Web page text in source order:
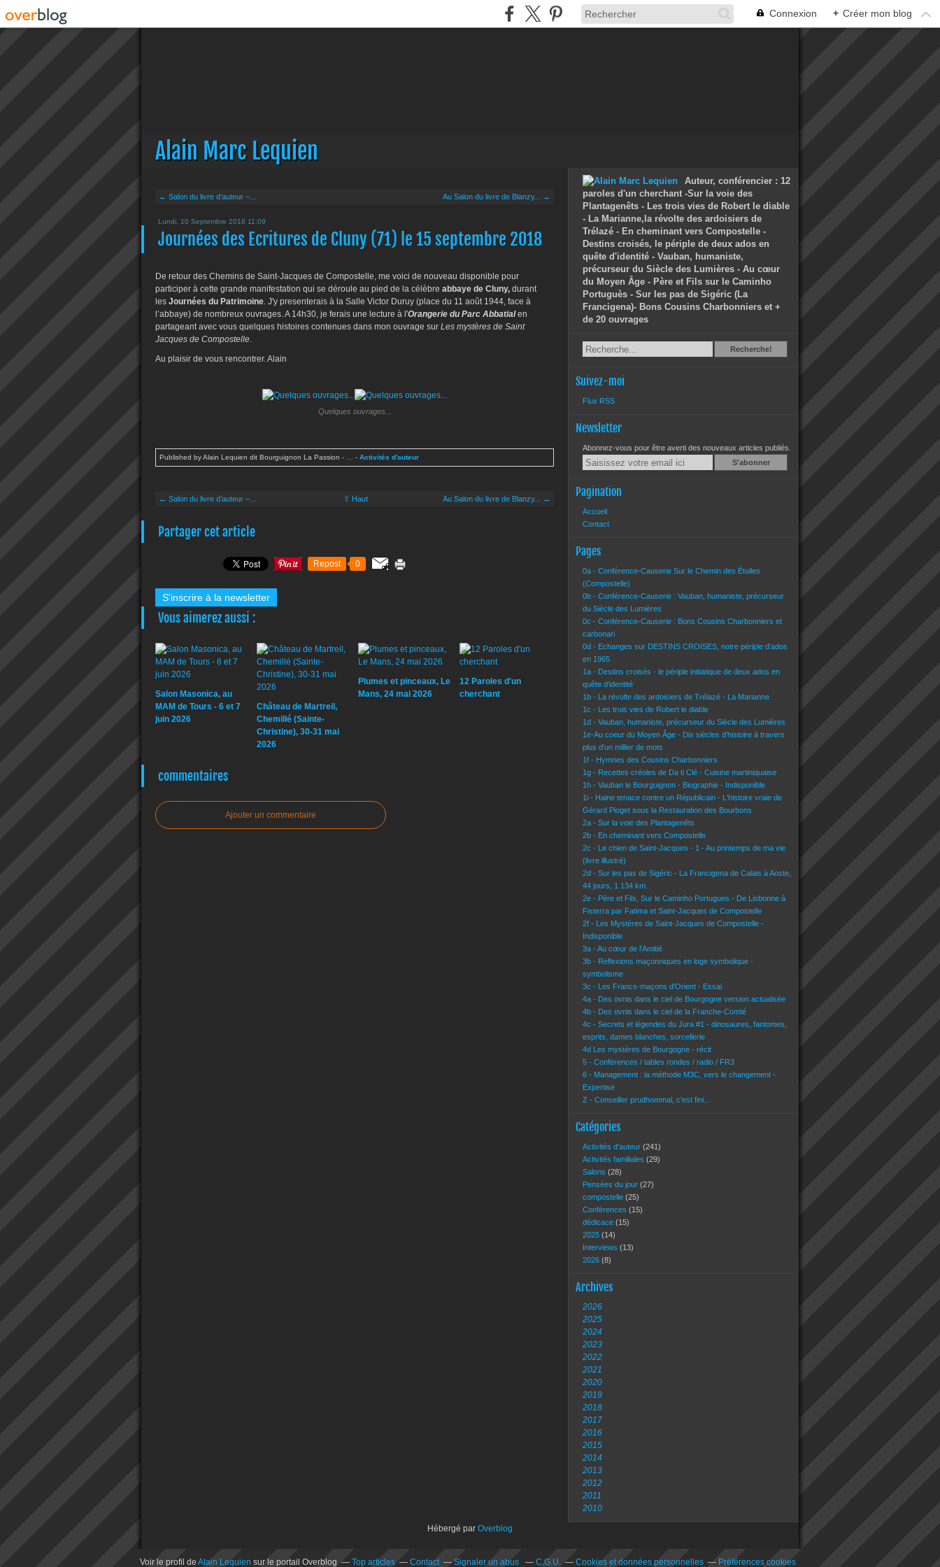
Connexion + Créer mon blog
Alain Marc Lequien
← Salon du livre d’auteur –... Au Salon du livre de Blanzy... →
Lundi, 10 Septembre 2018 11:09
Journées des Ecritures de Cluny (71) le 15 septembre 2018
De retour des Chemins de Saint-Jacques de Compostelle, me voici de nouveau disponible pour
participer à cette grande manifestation qui se déroule au pied de la célèbre abbaye de Cluny, durant
les Journées du Patrimoine. J'y presenterais à la Salle Victor Duruy (place du 11 août 1944, face à
l’abbaye) de nombreux ouvrages. A 14h30, je ferais une lecture à l'Orangerie du Parc Abbatialen
partageant avec vous quelques histoires contenues dans mon ouvrage sur Les mystères de Saint
Jacques de Compostelle.
Au plaisir de vous rencontrer. Alain
Quelques ouvrages...
Published by Alain Lequien dit Bourguignon La Passion - - Activités d'auteur
← Salon du livre d’auteur –... ⇧ Haut Au Salon du livre de Blanzy... →
Partager cet article
Repost 0
S'inscrire à la newsletter
Vous aimerez aussi :
Salon Masonica, au
MAM de Tours - 6 et 7
juin 2026
Château de Martreil,
Chemillé (Sainte-
Christine), 30-31 mai
2026
Plumes et pinceaux, Le
Mans, 24 mai 2026
12 Paroles d'un
cherchant
commentaires
Ajouter un commentaire
Auteur, conférencier : 12
paroles d'un cherchant -Sur la voie des
Plantagenêts - Les trois vies de Robert le diable
- La Marianne,la révolte des ardoisiers de
Trélazé - En cheminant vers Compostelle -
Destins croisés, le périple de deux ados en
quête d'identité - Vauban, humaniste,
précurseur du Siècle des Lumières - Au cœur
du Moyen Âge - Père et Fils sur le Caminho
Portuguès - Sur les pas de Sigéric (La
Francigena)- Bons Cousins Charbonniers et +
de 20 ouvrages
RechercheRecherche!
Suivez-moi
Flux RSS
Newsletter
Abonnez-vous pour être averti des nouveaux articles publiés.
Email
Pagination
Accueil
Contact
Pages
0a - Conférence-Causerie Sur le Chemin des Étoiles
(Compostelle)
0b - Conférence-Causerie : Vauban, humaniste, précurseur
du Siècle des Lumières
0c - Conférence-Causerie : Bons Cousins Charbonniers et
carbonari
0d - Echanges sur DESTINS CROISES, notre périple d'ados
en 1965
1a - Destins croisés - le périple initiatique de deux ados en
quête d'identité
1b - La révolte des ardoisiers de Trélazé - La Marianne
1c - Les trois vies de Robert le diable
1d - Vauban, humaniste, précurseur du Siècle des Lumières
1e-Au coeur du Moyen Âge - Dix siècles d’histoire à travers
plus d’un millier de mots
1f - Hymnes des Cousins Charbonniers
1g - Recettes créoles de Da ti Clé - Cuisine martiniquaise
1h - Vauban le Bourguignon - Biographie - Indisponible
1i - Haine tenace contre un Républicain - L'histoire vraie de
Gérard Pioget sous la Restauration des Bourbons
2a - Sur la voie des Plantagenêts
2b - En cheminant vers Compostelle
2c - Le chien de Saint-Jacques - 1 - Au printemps de ma vie
(livre illustré)
2d - Sur les pas de Sigéric - La Francigena de Calais à Aoste,
44 jours, 1 134 km.
2e - Père et Fils, Sur le Caminho Portugues - De Lisbonne à
Fisterra par Fatima et Saint-Jacques de Compostelle
2f - Les Mystères de Saint-Jacques de Compostelle -
Indisponible
3a - Au cœur de l'Amitié
3b - Reflexions maçonniques en loge symbolique -
symbolisme
3c - Les Francs-maçons d'Orient - Essai
4a - Des ovnis dans le ciel de Bourgogne version actualisée
4b - Des ovnis dans le ciel de la Franche-Comté
4c - Secrets et légendes du Jura #1 - dinosaures, fantomes,
esprits, dames blanches, sorcellerie
4d Les mystères de Bourgogne - récit
5 - Conférences / tables rondes / radio / FR3
6 - Management : la méthode M3C, vers le changement -
Expertise
Z - Conseiller prudhommal, c'est fini...
Catégories
Activités d'auteur (241)
Activités familiales (29)
Salons (28)
Pensées du jour (27)
compostelle (25)
Conférences (15)
dédicace (15)
2025 (14)
Interviews (13)
2026 (8)
Archives
2026
2025
2024
2023
2022
2021
2020
2019
2018
2017
2016
2015
2014
2013
2012
2011
2010
Hébergé par Overblog
Voir le profil de Alain Lequien sur le portail Overblog Top articles Contact Signaler un abus C.G.U. Cookies et données personnelles Préférences cookies